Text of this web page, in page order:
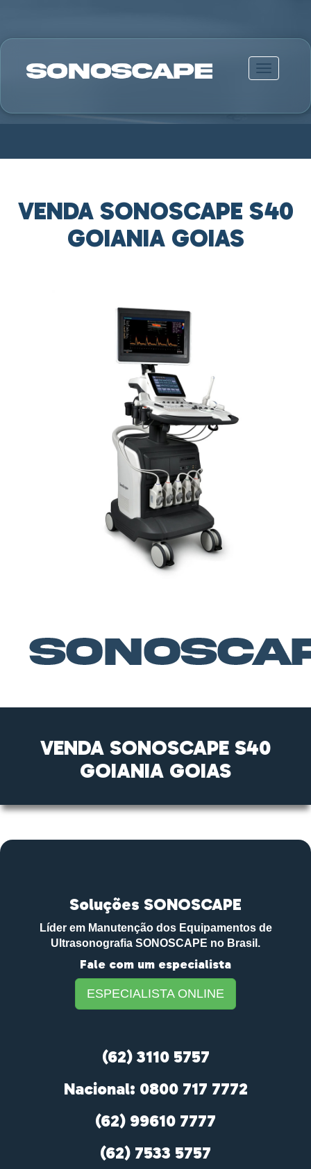
Alternar
VENDA SONOSCAPE S40
GOIANIA GOIAS
VENDA SONOSCAPE S40
GOIANIA GOIAS
Soluções SONOSCAPE
Líder em Manutenção dos Equipamentos de
Ultrasonografia SONOSCAPE no Brasil.
Fale com um especialista
ESPECIALISTA ONLINE
(62) 3110 5757
Nacional: 0800 717 7772
(62) 99610 7777
(62) 7533 5757